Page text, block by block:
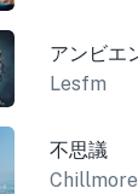
Lesfm
不思議
Chillmore